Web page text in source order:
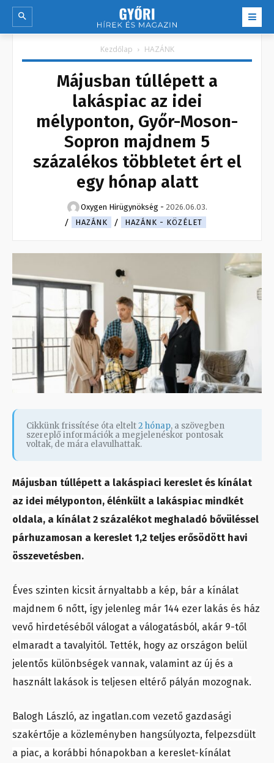
Kezdőlap HAZÁNK
Májusban túllépett a
lakáspiac az idei
mélyponton, Győr-Moson-
Sopron majdnem 5
százalékos többletet ért el
egy hónap alatt
Oxygen Hirügynökség - 2026.06.03.
HAZÁNK
HAZÁNK - KÖZÉLET
Cikkünk frissítése óta eltelt2 hónap, a szövegben
szereplő információk a megjelenéskor pontosak
voltak, de mára elavulhattak.
Májusban túllépett a lakáspiaci kereslet és kínálat
az idei mélyponton, élénkült a lakáspiac mindkét
oldala, a kínálat 2 százalékot meghaladó bővüléssel
párhuzamosan a kereslet 1,2 teljes erősödött havi
összevetésben.
Éves szinten kicsit árnyaltabb a kép, bár a kínálat
majdnem 6 nőtt, így jelenleg már 144 ezer lakás és ház
vevő hirdetéséből válogat a válogatásból, akár 9-től
elmaradt a tavalyitól. Tették, hogy az országon belül
jelentős különbségek vannak, valamint az új és a
használt lakások is teljesen eltérő pályán mozognak.
Balogh László, az ingatlan.com vezető gazdasági
szakértője a közleményben hangsúlyozta, felpezsdült
a piac, a korábbi hónapokban a kereslet-kínálat